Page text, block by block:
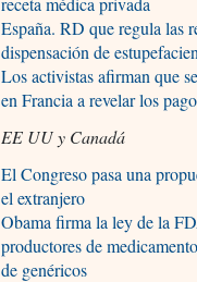
España. RD que regula las
dispensación de
Los activistas afirman que
en Francia a revelar los
EE UU y Canadá
El Congreso pasa una
el extranjero
Obama firma la ley de la
productores de
de genéricos